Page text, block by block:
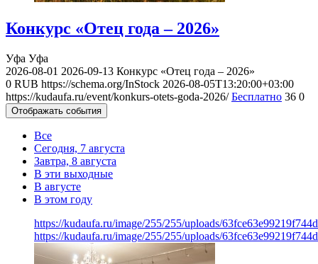
Конкурс «Отец года – 2026»
Уфа Уфа
2026-08-01 2026-09-13 Конкурс «Отец года – 2026»
0 RUB https://schema.org/InStock 2026-08-05T13:20:00+03:00
https://kudaufa.ru/event/konkurs-otets-goda-2026/ Бесплатно 36 0
Отображать события
Все
Сегодня, 7 августа
Завтра, 8 августа
В эти выходные
В августе
В этом году
https://kudaufa.ru/image/255/255/uploads/
https://kudaufa.ru/image/255/255/uploads/